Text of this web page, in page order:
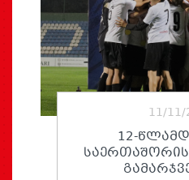
11/11/
12-